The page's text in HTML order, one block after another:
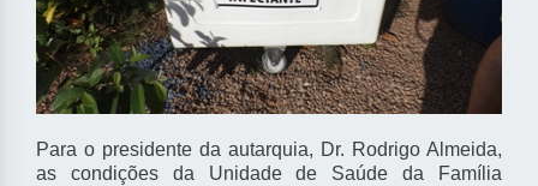
Para o presidente da autarquia, Dr. Rodrigo Almeida,
as condições da Unidade de Saúde da Família